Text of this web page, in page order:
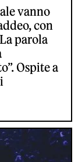
vanno
con
parola
Ospite a